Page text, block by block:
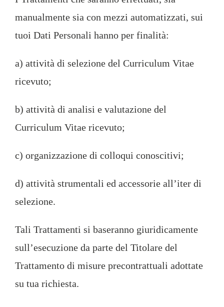
manualmente sia con mezzi automatizzati, sui
tuoi Dati Personali hanno per finalità:
a) attività di selezione del Curriculum Vitae
ricevuto;
b) attività di analisi e valutazione del
Curriculum Vitae ricevuto;
c) organizzazione di colloqui conoscitivi;
d) attività strumentali ed accessorie all’iter di
selezione.
Tali Trattamenti si baseranno giuridicamente
sull’esecuzione da parte del Titolare del
Trattamento di misure precontrattuali adottate
su tua richiesta.